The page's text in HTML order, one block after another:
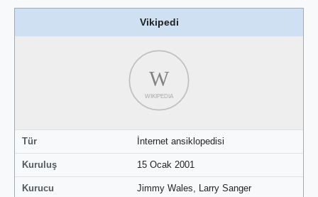
Vikipedi
W
WIKIPEDIA
Tür İnternet ansiklopedisi
Kuruluş 15 Ocak 2001
Kurucu Jimmy Wales, Larry Sanger